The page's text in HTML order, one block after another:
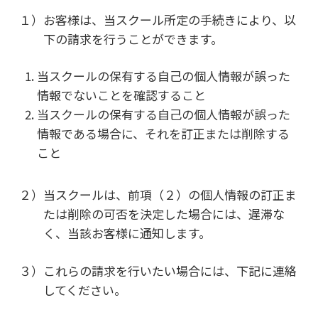
１）お客様は、当スクール所定の手続きにより、以
下の請求を行うことができます。
当スクールの保有する自己の個人情報が誤った
情報でないことを確認すること
当スクールの保有する自己の個人情報が誤った
情報である場合に、それを訂正または削除する
こと
２）当スクールは、前項（２）の個人情報の訂正ま
たは削除の可否を決定した場合には、遅滞な
く、当該お客様に通知します。
３）これらの請求を行いたい場合には、下記に連絡
してください。